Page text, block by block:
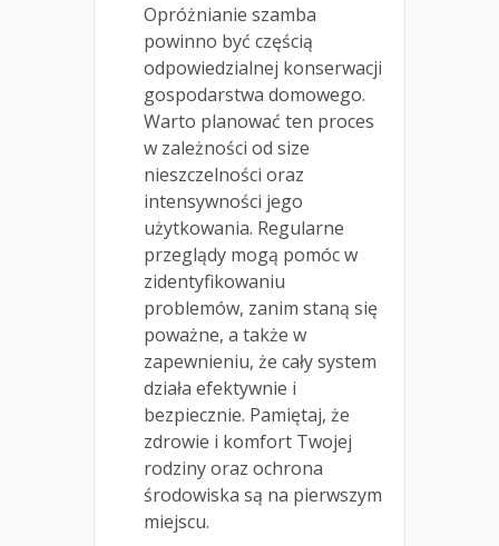
Opróżnianie szamba
powinno być częścią
odpowiedzialnej konserwacji
gospodarstwa domowego.
Warto planować ten proces
w zależności od size
nieszczelności oraz
intensywności jego
użytkowania. Regularne
przeglądy mogą pomóc w
zidentyfikowaniu
problemów, zanim staną się
poważne, a także w
zapewnieniu, że cały system
działa efektywnie i
bezpiecznie. Pamiętaj, że
zdrowie i komfort Twojej
rodziny oraz ochrona
środowiska są na pierwszym
miejscu.